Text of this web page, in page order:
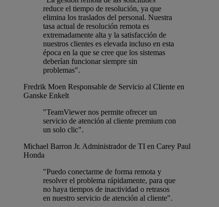
reduce el tiempo de resolución, ya que
elimina los traslados del personal. Nuestra
tasa actual de resolución remota es
extremadamente alta y la satisfacción de
nuestros clientes es elevada incluso en esta
época en la que se cree que los sistemas
deberían funcionar siempre sin
problemas".
Fredrik Moen Responsable de Servicio al Cliente en
Ganske Enkelt
"TeamViewer nos permite ofrecer un
servicio de atención al cliente premium con
un solo clic".
Michael Barron Jr. Administrador de TI en Carey Paul
Honda
"Puedo conectarme de forma remota y
resolver el problema rápidamente, para que
no haya tiempos de inactividad o retrasos
en nuestro servicio de atención al cliente".